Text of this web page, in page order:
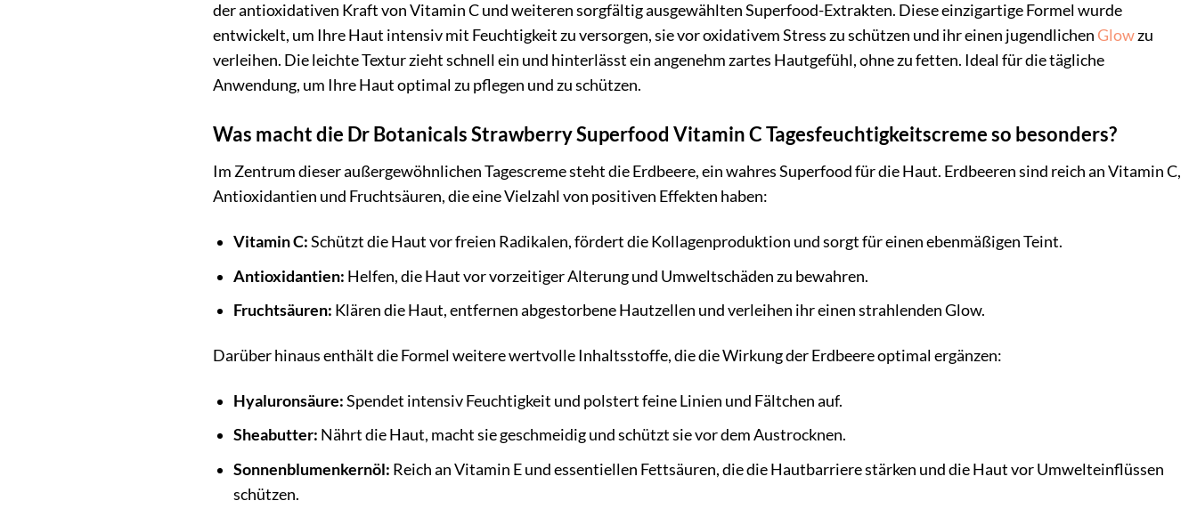
der antioxidativen Kraft von Vitamin C und weiteren sorgfältig ausgewählten Superfood-Extrakten. Diese einzigartige Formel wurde
entwickelt, um Ihre Haut intensiv mit Feuchtigkeit zu versorgen, sie vor oxidativem Stress zu schützen und ihr einen jugendlichenGlowzu
verleihen. Die leichte Textur zieht schnell ein und hinterlässt ein angenehm zartes Hautgefühl, ohne zu fetten. Ideal für die tägliche
Anwendung, um Ihre Haut optimal zu pflegen und zu schützen.
Was macht die Dr Botanicals Strawberry Superfood Vitamin C Tagesfeuchtigkeitscreme so besonders?
Im Zentrum dieser außergewöhnlichen Tagescreme steht die Erdbeere, ein wahres Superfood für die Haut. Erdbeeren sind reich an Vitamin C,
Antioxidantien und Fruchtsäuren, die eine Vielzahl von positiven Effekten haben:
Vitamin C:Schützt die Haut vor freien Radikalen, fördert die Kollagenproduktion und sorgt für einen ebenmäßigen Teint.
Antioxidantien: Helfen, die Haut vor vorzeitiger Alterung und Umweltschäden zu bewahren.
Fruchtsäuren: Klären die Haut, entfernen abgestorbene Hautzellen und verleihen ihr einen strahlenden Glow.
Darüber hinaus enthält die Formel weitere wertvolle Inhaltsstoffe, die die Wirkung der Erdbeere optimal ergänzen:
Hyaluronsäure:Spendet intensiv Feuchtigkeit und polstert feine Linien und Fältchen auf.
Sheabutter: Nährt die Haut, macht sie geschmeidig und schützt sie vor dem Austrocknen.
Sonnenblumenkernöl: Reich an Vitamin E und essentiellen Fettsäuren, die die Hautbarriere stärken und die Haut vor Umwelteinflüssen
schützen.